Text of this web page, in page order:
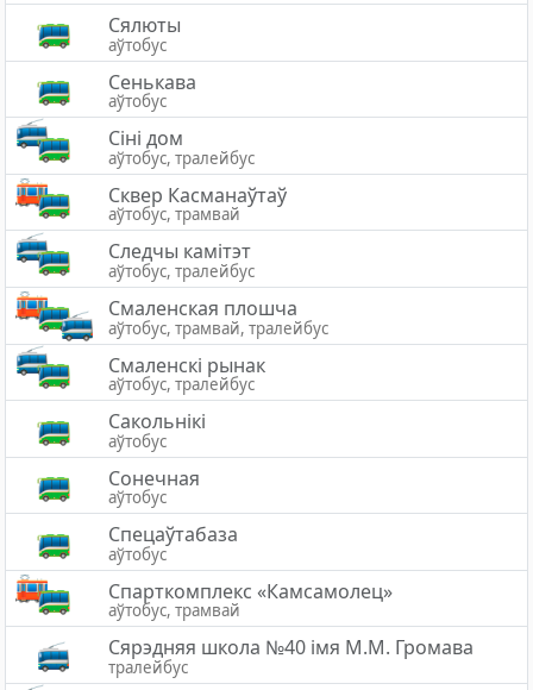
Сялюты
аўтобус
Сенькава
аўтобус
Сіні дом
аўтобус, тралейбус
Сквер Касманаўтаў
аўтобус, трамвай
Следчы камітэт
аўтобус, тралейбус
Смаленская плошча
аўтобус, трамвай, тралейбус
Смаленскі рынак
аўтобус, тралейбус
Сакольнікі
аўтобус
Сонечная
аўтобус
Спецаўтабаза
аўтобус
Спарткомплекс «Камсамолец»
аўтобус, трамвай
Сярэдняя школа №40 імя М.М. Громава
тралейбус